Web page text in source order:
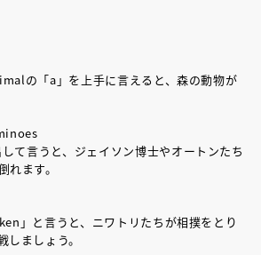
の「a」を上手に言えると、森の動物が
て言うと、ジェイソン博士やオートンたち
れます。
」と言うと、ニワトリたちが相撲をとり
ましょう。